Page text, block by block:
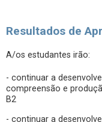
Resultados de
A/os estudantes irão:
- continuar a
compreensão e
B2
- continuar a